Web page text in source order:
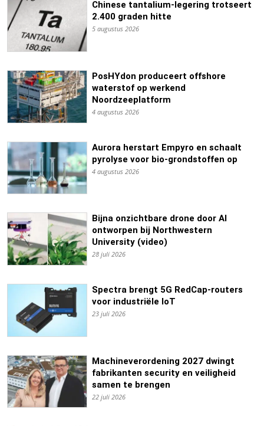
Chinese tantalium-legering trotseert
2.400 graden hitte
5 augustus 2026
PosHYdon produceert offshore
waterstof op werkend
Noordzeeplatform
4 augustus 2026
Aurora herstart Empyro en schaalt
pyrolyse voor bio-grondstoffen op
4 augustus 2026
Bijna onzichtbare drone door AI
ontworpen bij Northwestern
University (video)
28 juli 2026
Spectra brengt 5G RedCap-routers
voor industriële IoT
23 juli 2026
Machineverordening 2027 dwingt
fabrikanten security en veiligheid
samen te brengen
22 juli 2026